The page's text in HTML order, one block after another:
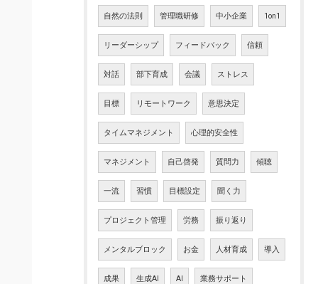
自然の法則 管理職研修 中小企業 1on1
リーダーシップ フィードバック 信頼
対話 部下育成 会議 ストレス
目標 リモートワーク 意思決定
タイムマネジメント 心理的安全性
マネジメント 自己啓発 質問力 傾聴
一流 習慣 目標設定 聞く力
プロジェクト管理 労務 振り返り
メンタルブロック お金 人材育成 導入
成果 生成AI AI 業務サポート